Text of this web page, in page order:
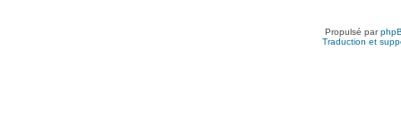
Propulsé par
Traduction et